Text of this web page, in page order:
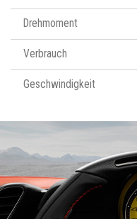
Drehmoment
Verbrauch
Geschwindigkeit